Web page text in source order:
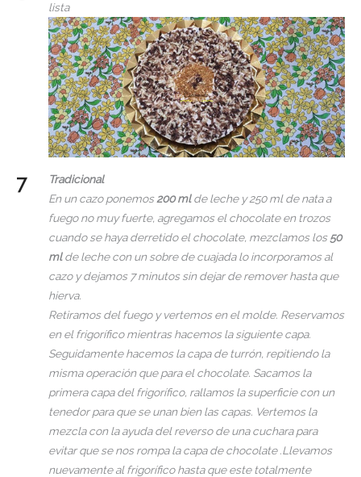
lista
Tradicional
En un cazo ponemos200 mlde leche y 250 ml de nata a
fuego no muy fuerte, agregamos el chocolate en trozos
cuando se haya derretido el chocolate, mezclamos los50
mlde leche con un sobre de cuajada lo incorporamos al
cazo y dejamos 7 minutos sin dejar de remover hasta que
hierva.
Retiramos del fuego y vertemos en el molde. Reservamos
en el frigorífico mientras hacemos la siguiente capa.
Seguidamente hacemos la capa de turrón, repitiendo la
misma operación que para el chocolate. Sacamos la
primera capa del frigorífico, rallamos la superficie con un
tenedor para que se unan bien las capas. Vertemos la
mezcla con la ayuda del reverso de una cuchara para
evitar que se nos rompa la capa de chocolate .Llevamos
nuevamente al frigorífico hasta que este totalmente